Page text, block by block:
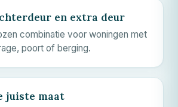
en extra deur
combinatie voor woningen met
poort of berging.
juiste maat